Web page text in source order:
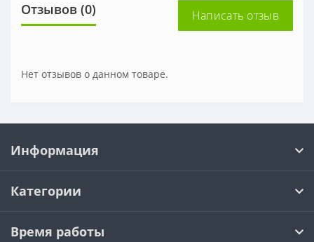
Отзывов (0) Написать отзыв
Нет отзывов о данном товаре.
Информация
Категории
Время работы